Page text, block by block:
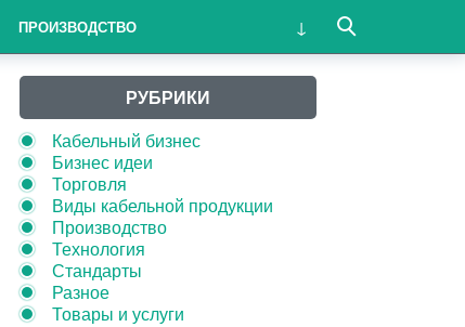
ПРОИЗВОДСТВО
РУБРИКИ
Кабельный бизнес
Бизнес идеи
Торговля
Виды кабельной продукции
Производство
Технология
Стандарты
Разное
Товары и услуги